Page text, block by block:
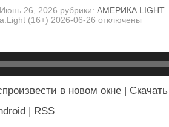
26, 2026 рубрики: АМЕРИКА.LIGHT
(16+) 2026-06-26 отключены
в новом окне
Скачать
RSS